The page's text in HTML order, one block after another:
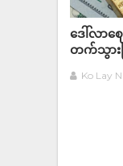
ဒေါ်လာဈ
တက်သွားပ
Ko Lay